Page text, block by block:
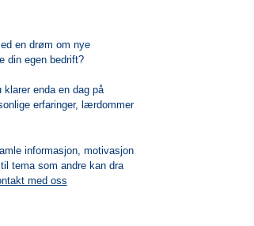
en drøm om nye
din egen bedrift?
enda en dag på
erfaringer, lærdommer
informasjon, motivasjon
tema som andre kan dra
med oss